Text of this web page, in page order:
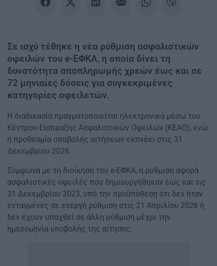
Σε ισχύ τέθηκε η νέα ρύθμιση ασφαλιστικών
οφειλών του e-ΕΦΚΑ, η οποία δίνει τη
δυνατότητα αποπληρωμής χρεών έως και σε
72 μηνιαίες δόσεις για συγκεκριμένες
κατηγορίες οφειλετών.
Η διαδικασία πραγματοποιείται ηλεκτρονικά μέσω του
Κέντρου Είσπραξης Ασφαλιστικών Οφειλών (ΚΕΑΟ), ενώ
η προθεσμία υποβολής αιτήσεων εκπνέει στις 31
Δεκεμβρίου 2026.
Σύμφωνα με τη διοίκηση του e-ΕΦΚΑ, η ρύθμιση αφορά
ασφαλιστικές οφειλές που δημιουργήθηκαν έως και τις
31 Δεκεμβρίου 2023, υπό την προϋπόθεση ότι δεν ήταν
ενταγμένες σε ενεργή ρύθμιση στις 21 Απριλίου 2026 ή
δεν έχουν υπαχθεί σε άλλη ρύθμιση μέχρι την
ημερομηνία υποβολής της αίτησης.